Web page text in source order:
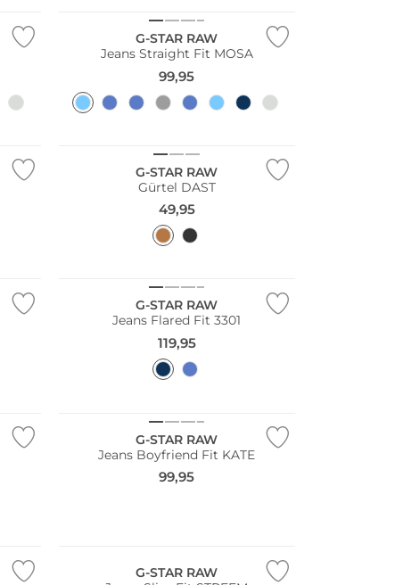
G-STAR RAW
Jeans Straight Fit MOSA
99,95
G-STAR RAW
Gürtel DAST
49,95
G-STAR RAW
Jeans Flared Fit 3301
119,95
G-STAR RAW
Jeans Boyfriend Fit KATE
99,95
G-STAR RAW